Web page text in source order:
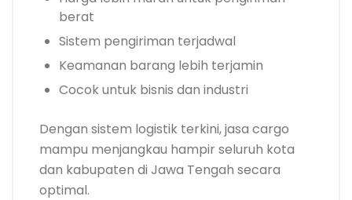
berat
Sistem pengiriman terjadwal
Keamanan barang lebih terjamin
Cocok untuk bisnis dan industri
Dengan sistem logistik terkini, jasa cargo
mampu menjangkau hampir seluruh kota
dan kabupaten di Jawa Tengah secara
optimal.